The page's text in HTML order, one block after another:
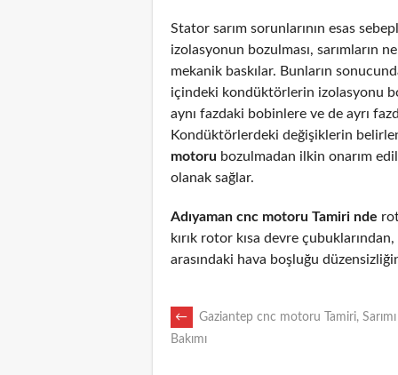
Stator sarım sorunlarının esas
izolasyonun bozulması, sarımların
mekanik baskılar. Bunların
içindeki kondüktörlerin izolasyonu
aynı fazdaki bobinlere ve de ayrı
Kondüktörlerdeki değişiklerin
motoru bozulmadan ilkin onarım
olanak sağlar.
Adıyaman cnc motoru Tamiri nde
kırık rotor kısa devre
arasındaki hava boşluğu
POST
←
Gaziantep cnc motoru Tamiri,
Bakımı